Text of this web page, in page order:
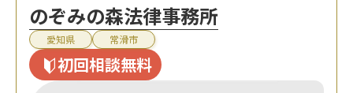
のぞみの森法律事務所
愛知県 常滑市
初回相談無料